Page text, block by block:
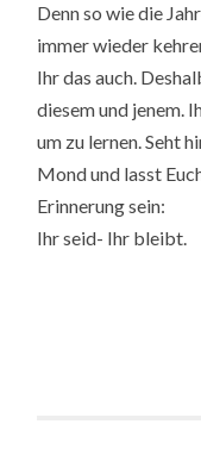
Denn so wie die
immer wieder
Ihr das auch.
diesem und jenem.
um zu lernen. Seht
Mond und lasst
Erinnerung sein:
Ihr seid- Ihr bleibt.